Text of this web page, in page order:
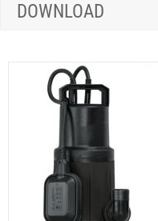
DOWNLOAD